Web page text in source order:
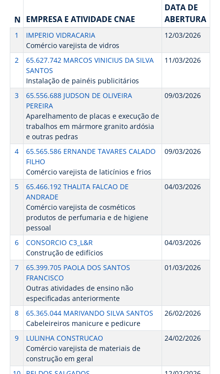
N EMPRESA E ATIVIDADE CNAE
DATA DE
ABERTURA
1
IMPERIO VIDRACARIA
Comércio varejista de vidros
12/03/2026
2
65.627.742 MARCOS VINICIUS DA SILVA
SANTOS
Instalação de painéis publicitários
11/03/2026
3
65.556.688 JUDSON DE OLIVEIRA
PEREIRA
Aparelhamento de placas e execução de
trabalhos em mármore granito ardósia
e outras pedras
09/03/2026
4
65.565.586 ERNANDE TAVARES CALADO
FILHO
Comércio varejista de laticínios e frios
09/03/2026
5
65.466.192 THALITA FALCAO DE
ANDRADE
Comércio varejista de cosméticos
produtos de perfumaria e de higiene
pessoal
04/03/2026
6
CONSORCIO C3_L&R
Construção de edifícios
04/03/2026
7
65.399.705 PAOLA DOS SANTOS
FRANCISCO
Outras atividades de ensino não
especificadas anteriormente
01/03/2026
8
65.365.044 MARIVANDO SILVA SANTOS
Cabeleireiros manicure e pedicure
26/02/2026
9
LULINHA CONSTRUCAO
Comércio varejista de materiais de
construção em geral
24/02/2026